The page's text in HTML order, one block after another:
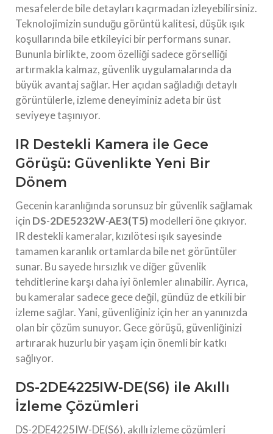
mesafelerde bile detayları kaçırmadan izleyebilirsiniz.
Teknolojimizin sunduğu görüntü kalitesi, düşük ışık
koşullarında bile etkileyici bir performans sunar.
Bununla birlikte, zoom özelliği sadece görselliği
artırmakla kalmaz, güvenlik uygulamalarında da
büyük avantaj sağlar. Her açıdan sağladığı detaylı
görüntülerle, izleme deneyiminiz adeta bir üst
seviyeye taşınıyor.
IR Destekli Kamera ile Gece
Görüşü: Güvenlikte Yeni Bir
Dönem
Gecenin karanlığında sorunsuz bir güvenlik sağlamak
için DS-2DE5232W-AE3(T5) modelleri öne çıkıyor.
IR destekli kameralar, kızılötesi ışık sayesinde
tamamen karanlık ortamlarda bile net görüntüler
sunar. Bu sayede hırsızlık ve diğer güvenlik
tehditlerine karşı daha iyi önlemler alınabilir. Ayrıca,
bu kameralar sadece gece değil, gündüz de etkili bir
izleme sağlar. Yani, güvenliğiniz için her an yanınızda
olan bir çözüm sunuyor. Gece görüşü, güvenliğinizi
artırarak huzurlu bir yaşam için önemli bir katkı
sağlıyor.
DS-2DE4225IW-DE(S6) ile Akıllı
İzleme Çözümleri
DS-2DE4225IW-DE(S6), akıllı izleme çözümleri